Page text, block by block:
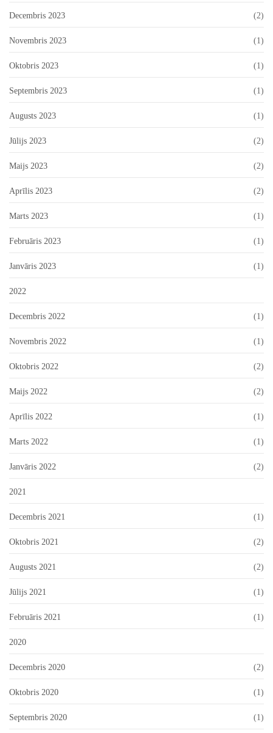
Decembris 2023 (2)
Novembris 2023 (1)
Oktobris 2023 (1)
Septembris 2023 (1)
Augusts 2023 (1)
Jūlijs 2023 (2)
Maijs 2023 (2)
Aprīlis 2023 (2)
Marts 2023 (1)
Februāris 2023 (1)
Janvāris 2023 (1)
2022
Decembris 2022 (1)
Novembris 2022 (1)
Oktobris 2022 (2)
Maijs 2022 (2)
Aprīlis 2022 (1)
Marts 2022 (1)
Janvāris 2022 (2)
2021
Decembris 2021 (1)
Oktobris 2021 (2)
Augusts 2021 (2)
Jūlijs 2021 (1)
Februāris 2021 (1)
2020
Decembris 2020 (2)
Oktobris 2020 (1)
Septembris 2020 (1)